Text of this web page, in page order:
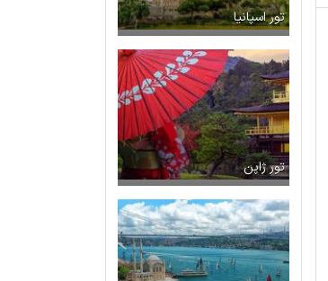
تور اسپانیا
تور ژاپن